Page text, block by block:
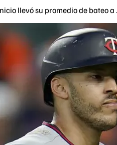
llevó su promedio de bateo